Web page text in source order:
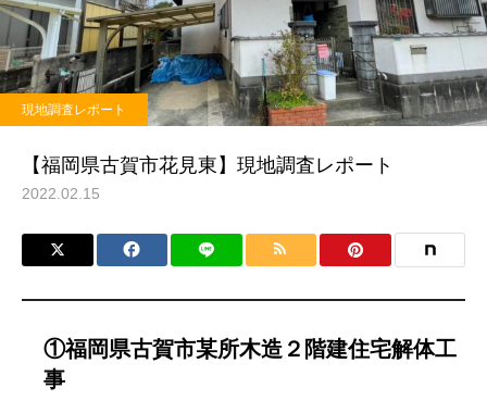
現地調査レポート
【福岡県古賀市花見東】現地調査レポート
2022.02.15
①福岡県古賀市某所木造２階建住宅解体工
事